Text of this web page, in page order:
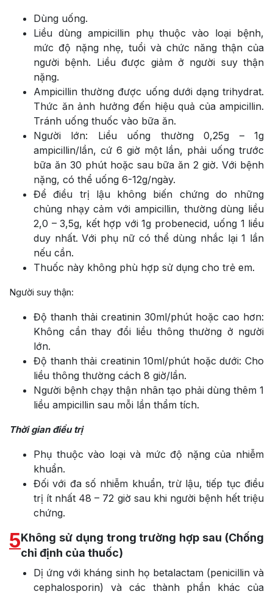
Dùng uống.
Liều dùng ampicillin phụ thuộc vào loại bệnh,
mức độ nặng nhẹ, tuổi và chức năng thận của
người bệnh. Liều được giảm ở người suy thận
nặng.
Ampicillin thường được uống dưới dạng trihydrat.
Thức ăn ảnh hưởng đến hiệu quả của ampicillin.
Tránh uống thuốc vào bữa ăn.
Người lớn: Liều uống thường 0,25g – 1g
ampicillin/lần, cứ 6 giờ một lần, phải uống trước
bữa ăn 30 phút hoặc sau bữa ăn 2 giờ. Với bệnh
nặng, có thể uống 6-12g/ngày.
Để điều trị lậu không biến chứng do những
chủng nhạy cảm với ampicillin, thường dùng liều
2,0 – 3,5g, kết hợp với 1g probenecid, uống 1 liều
duy nhất. Với phụ nữ có thể dùng nhắc lại 1 lần
nếu cần.
Thuốc này không phù hợp sử dụng cho trẻ em.
Người suy thận:
Độ thanh thải creatinin 30ml/phút hoặc cao hơn:
Không cần thay đổi liều thông thường ở người
lớn.
Độ thanh thải creatinin 10ml/phút hoặc dưới: Cho
liều thông thường cách 8 giờ/lần.
Người bệnh chạy thận nhân tạo phải dùng thêm 1
liều ampicillin sau mỗi lần thẩm tích.
Thời gian điều trị
Phụ thuộc vào loại và mức độ nặng của nhiễm
khuẩn.
Đối với đa số nhiễm khuẩn, trừ lậu, tiếp tục điều
trị ít nhất 48 – 72 giờ sau khi người bệnh hết triệu
chứng.
5Không sử dụng trong trường hợp sau (Chống
chỉ định của thuốc)
Dị ứng với kháng sinh họ betalactam (penicillin và
cephalosporin) và các thành phần khác của